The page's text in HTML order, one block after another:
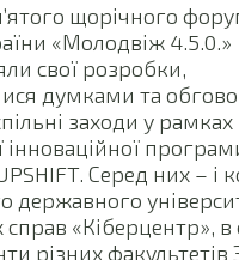
щорічного
«Молодвіж 4.5.0.»
свої розробки,
думками та
заходи у рамках
інноваційної
Серед них – і
державного
справ «Кіберцентр», в
різних факультетів